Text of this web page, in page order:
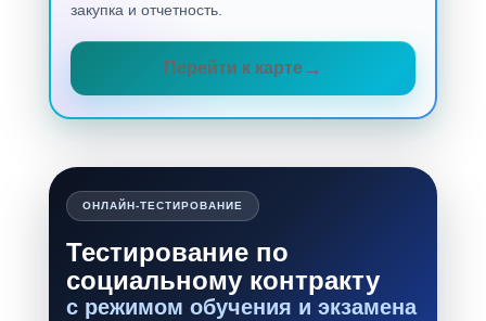
закупка и отчетность.
Перейти к карте
ОНЛАЙН-ТЕСТИРОВАНИЕ
Тестирование по
социальному контракту
с режимом обучения и экзамена